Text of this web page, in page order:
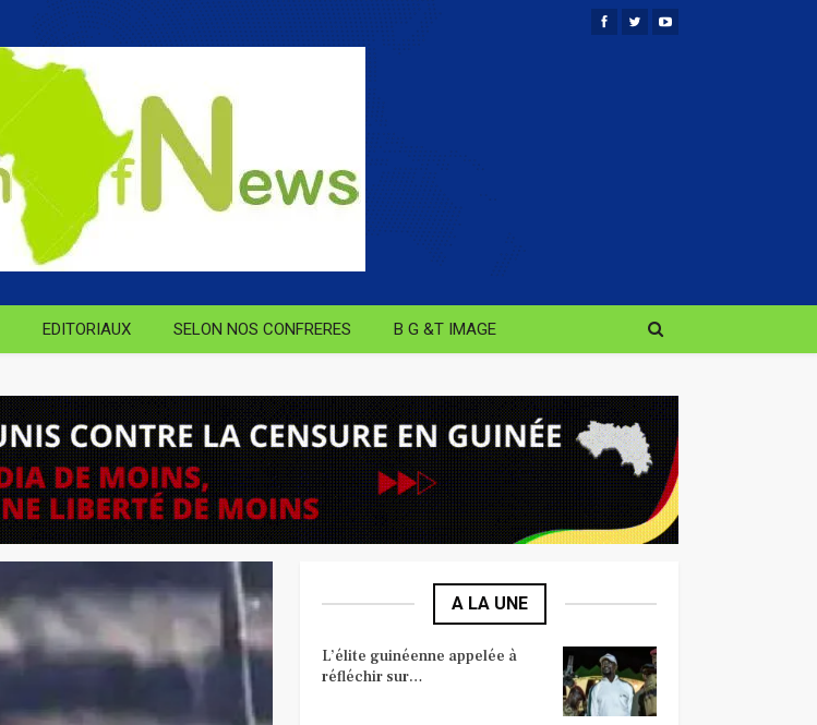
EDITORIAUX SELON NOS CONFRERES B G &T IMAGE
POLITIQUE
A LA UNE
L’élite guinéenne appelée à
réfléchir sur…